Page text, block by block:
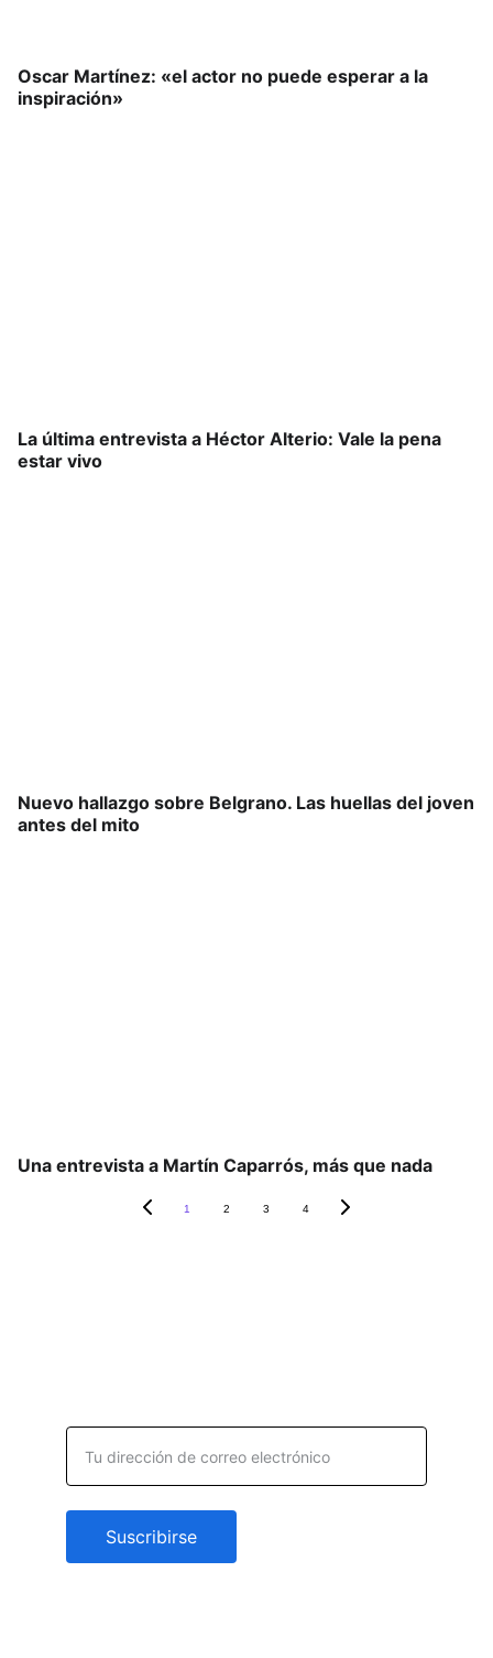
Oscar Martínez: «el actor no puede esperar a la
inspiración»
La última entrevista a Héctor Alterio: Vale la pena
estar vivo
Nuevo hallazgo sobre Belgrano. Las huellas del joven
antes del mito
Una entrevista a Martín Caparrós, más que nada
1 2 3 4
Suscribirse